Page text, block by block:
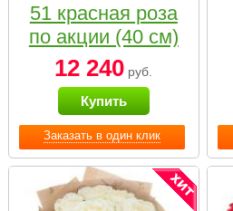
Заказать в один клик
51 красная роза
по акции (40 см)
12 240 руб.
Купить